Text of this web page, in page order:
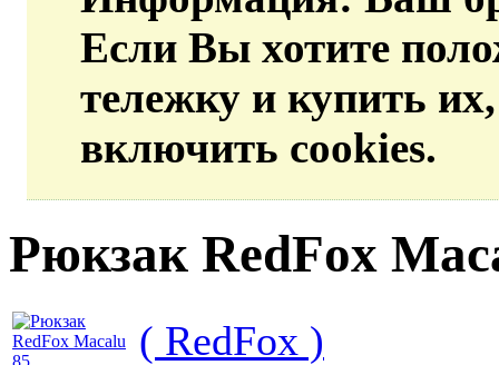
Если Вы хотите
тележку и купить
включить cookies.
Рюкзак RedFox
( RedFox )